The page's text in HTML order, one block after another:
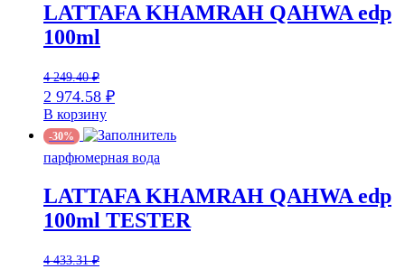
LATTAFA KHAMRAH QAHWA edp
100ml
4 249.40₽
2 974.58 ₽
В корзину
-30%
парфюмерная вода
LATTAFA KHAMRAH QAHWA edp
100ml TESTER
4 433.31₽